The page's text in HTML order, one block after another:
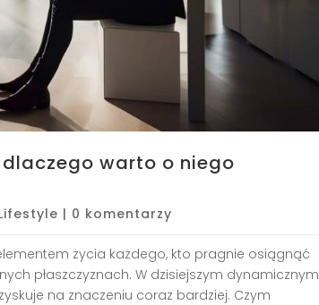
warto o niego
| 0 komentarzy
życia każdego, kto pragnie osiągnąć
płaszczyznach. W dzisiejszym dynamicznym
na znaczeniu coraz bardziej. Czym